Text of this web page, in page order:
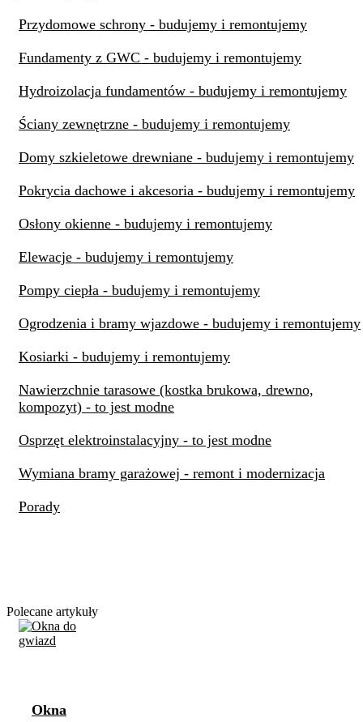
Przydomowe schrony - budujemy i remontujemy
Fundamenty z GWC - budujemy i remontujemy
Hydroizolacja fundamentów - budujemy i remontujemy
Ściany zewnętrzne - budujemy i remontujemy
Domy szkieletowe drewniane - budujemy i remontujemy
Pokrycia dachowe i akcesoria - budujemy i remontujemy
Osłony okienne - budujemy i remontujemy
Elewacje - budujemy i remontujemy
Pompy ciepła - budujemy i remontujemy
Ogrodzenia i bramy wjazdowe - budujemy i remontujemy
Kosiarki - budujemy i remontujemy
Nawierzchnie tarasowe (kostka brukowa, drewno,
kompozyt) - to jest modne
Osprzęt elektroinstalacyjny - to jest modne
Wymiana bramy garażowej - remont i modernizacja
Porady
Polecane artykuły
Okna